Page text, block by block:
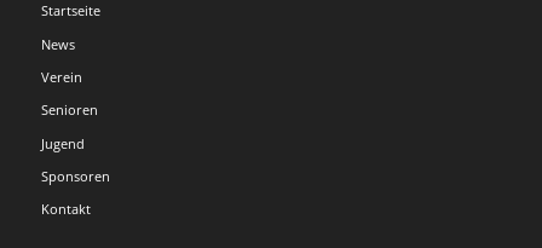
Startseite
News
Verein
Senioren
Jugend
Sponsoren
Kontakt